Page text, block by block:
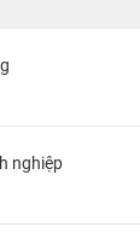
nghiệp